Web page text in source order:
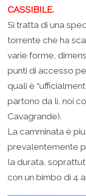
CASSIBILE.
Si tratta di una
torrente che ha
varie forme,
punti di accesso
quali è
partono da lì, noi
Cavagrande).
La camminata è
prevalentemente
la durata,
con un bimbo di 4